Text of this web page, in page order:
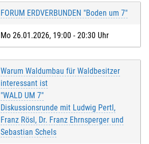
FORUM ERDVERBUNDEN "Boden um 7"
Mo 26.01.2026, 19:00 - 20:30 Uhr
Warum Waldumbau für Waldbesitzer
interessant ist
"WALD UM 7"
Diskussionsrunde mit Ludwig Pertl,
Franz Rösl, Dr. Franz Ehrnsperger und
Sebastian Schels